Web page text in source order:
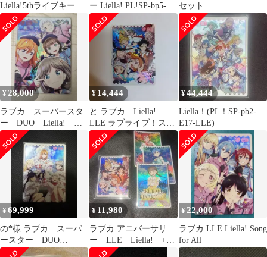
Liella!5thライブキービ
ジュアル
ー Liella! PL!SP-bp5-
E12-LLE
セット
¥ 28,000
ラブカ スーパースタ
ー DUO Liella!
LLE
¥ 14,444
と ラブカ Liella!
LLE ラブライブ！スー
パースター
¥44,444
Liella！(PL！SP-pb2-
E17-LLE)
¥69,999
の*様 ラブカ スーパ
ースター DUO
Liella! LLE 始まりは
¥ 11,980
ラブカ アニバーサリ
ー LLE Liella! +お
まけPE
¥22,000
ラブカ LLE Liella! Song
for All